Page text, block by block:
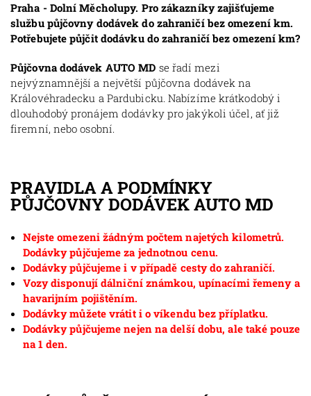
Praha - Dolní Měcholupy. Pro zákazníky zajišťujeme
službu půjčovny dodávek do zahraničí bez omezení km.
Potřebujete půjčit dodávku do zahraničí bez omezení km?
Půjčovna dodávek AUTO MD se řadí mezi
nejvýznamnější a největší půjčovna dodávek na
Královéhradecku a Pardubicku. Nabízíme krátkodobý i
dlouhodobý pronájem dodávky pro jakýkoli účel, ať již
firemní, nebo osobní.
PRAVIDLA A PODMÍNKY
PŮJČOVNY DODÁVEK AUTO MD
Nejste omezeni žádným počtem najetých kilometrů.
Dodávky půjčujeme za jednotnou cenu.
Dodávky půjčujeme i v případě cesty do zahraničí.
Vozy disponují dálniční známkou, upínacími řemeny a
havarijním pojištěním.
Dodávky můžete vrátit i o víkendu bez příplatku.
Dodávky půjčujeme nejen na delší dobu, ale také pouze
na 1 den.